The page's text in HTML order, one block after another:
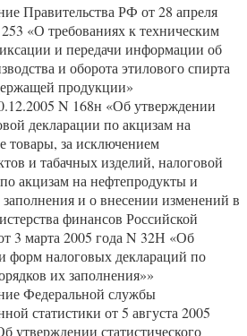
Правительства РФ от 28 апреля
«О требованиях к техническим
и передачи информации об
и оборота этилового спирта
продукции»
N 168н «Об утверждении
декларации по акцизам на
товары, за исключением
и табачных изделий, налоговой
акцизам на нефтепродукты и
и о внесении изменений в
финансов Российской
3 марта 2005 года N 32Н «Об
форм налоговых деклараций по
их заполнения»»
Федеральной службы
статистики от 5 августа 2005
утверждении статистического